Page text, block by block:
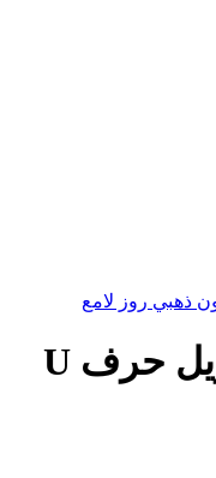
40" بالون هيليوم فويل حرف U